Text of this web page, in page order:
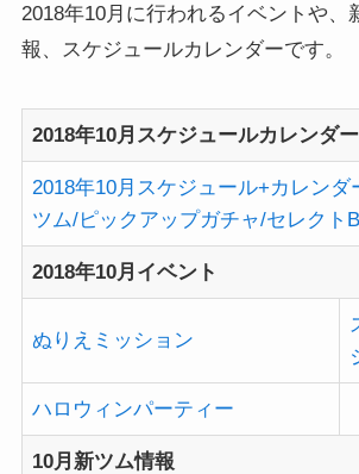
2018年10月に行われるイベントや、
報、スケジュールカレンダーです。
2018年10月スケジュールカレンダー
2018年10月スケジュール+カレン
ツム/ピックアップガチャ/セレクト
2018年10月イベント
ぬりえミッション
ハロウィンパーティー
10月新ツム情報